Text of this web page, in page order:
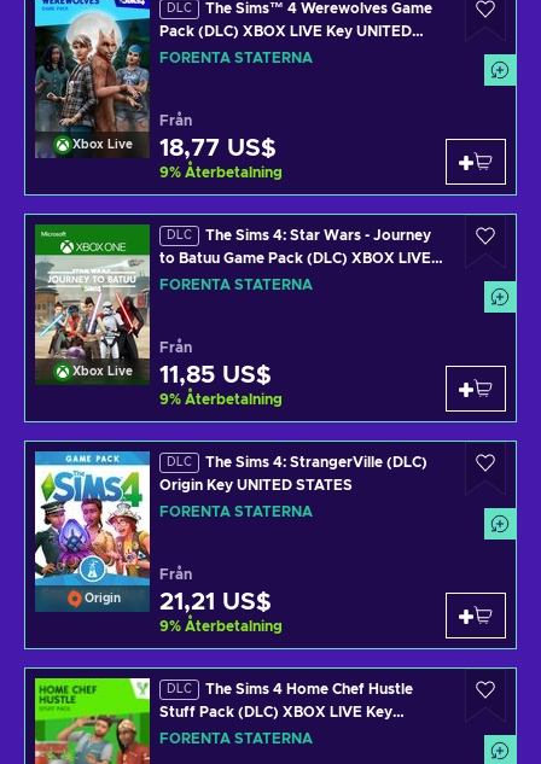
Xbox Live
DLC
The Sims™ 4 Werewolves Game
Pack (DLC) XBOX LIVE Key UNITED
STATES
FÖRENTA STATERNA
Från
18,77 US$
9% Återbetalning
Xbox Live
DLC
The Sims 4: Star Wars - Journey
to Batuu Game Pack (DLC) XBOX LIVE
Key UNITED STATES
FÖRENTA STATERNA
Från
11,85 US$
9% Återbetalning
Origin
DLC
The Sims 4: StrangerVille (DLC)
Origin Key UNITED STATES
FÖRENTA STATERNA
Från
21,21 US$
9% Återbetalning
DLC
The Sims 4 Home Chef Hustle
Stuff Pack (DLC) XBOX LIVE Key
UNITED STATES
FÖRENTA STATERNA